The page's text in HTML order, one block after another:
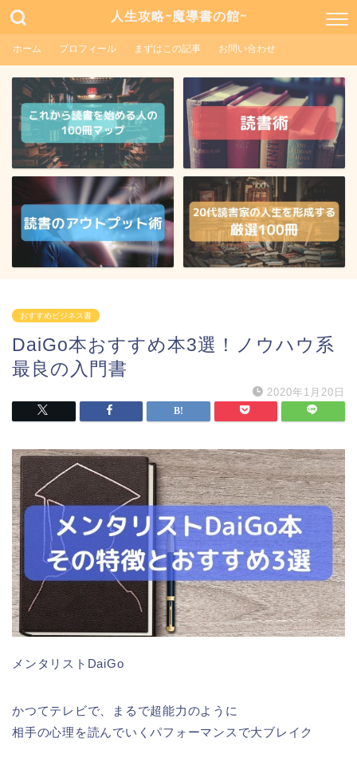
人生攻略~魔導書の館~
ホーム プロフィール まずはこの記事 お問い合わせ
おすすめビジネス書
DaiGo本おすすめ本3選！ノウハウ系
最良の入門書
2020年1月20日
メンタリストDaiGo
かつてテレビで、まるで超能力のように
相手の心理を読んでいくパフォーマンスで大ブレイク